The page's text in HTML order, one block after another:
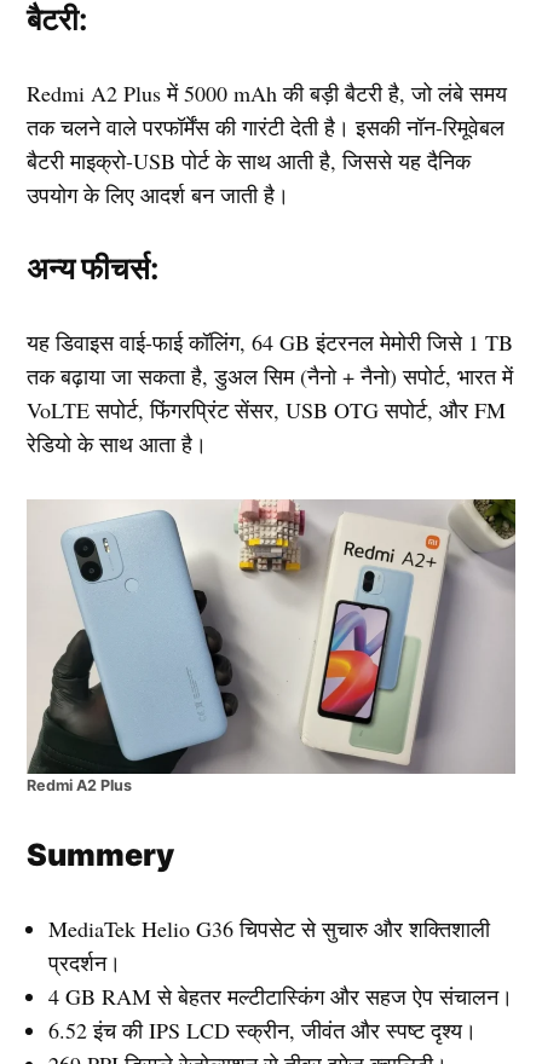
बैटरी:
Redmi A2 Plus में 5000 mAh की बड़ी बैटरी है, जो लंबे समय
तक चलने वाले परफॉर्मेंस की गारंटी देती है। इसकी नॉन-रिमूवेबल
बैटरी माइक्रो-USB पोर्ट के साथ आती है, जिससे यह दैनिक
उपयोग के लिए आदर्श बन जाती है।
अन्य फीचर्स:
यह डिवाइस वाई-फाई कॉलिंग, 64 GB इंटरनल मेमोरी जिसे 1 TB
तक बढ़ाया जा सकता है, डुअल सिम (नैनो + नैनो) सपोर्ट, भारत में
VoLTE सपोर्ट, फिंगरप्रिंट सेंसर, USB OTG सपोर्ट, और FM
रेडियो के साथ आता है।
Redmi A2 Plus
Summery
MediaTek Helio G36 चिपसेट से सुचारु और शक्तिशाली
प्रदर्शन।
4 GB RAM से बेहतर मल्टीटास्किंग और सहज ऐप संचालन।
6.52 इंच की IPS LCD स्क्रीन, जीवंत और स्पष्ट दृश्य।